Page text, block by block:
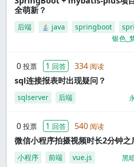
全萌新？
后端 java springboot
银色_
0 投票 1 回答 334 阅读
sql连接报表时出现疑问？
sqlserver 后端
0 投票 1 回答 540 阅读
微信小程序拍摄视频时长2分钟之
小程序 前端 vue.js 黑